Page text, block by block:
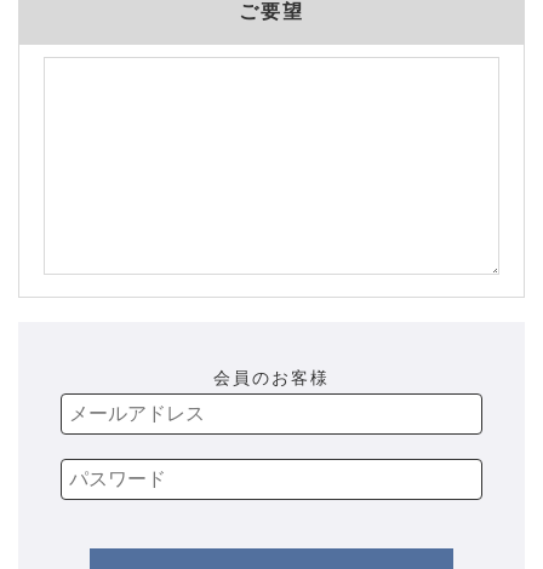
ご要望
会員のお客様